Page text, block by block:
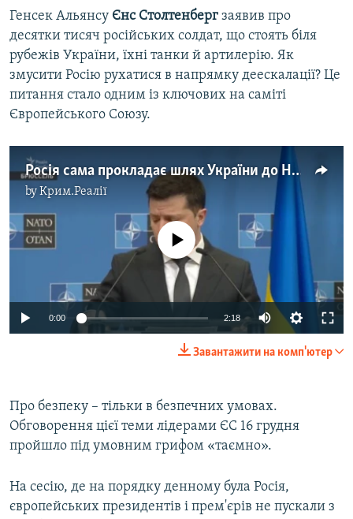
Генсек Альянсу Єнс Столтенберг заявив про
десятки тисяч російських солдат, що стоять біля
рубежів України, їхні танки й артилерію. Як
змусити Росію рухатися в напрямку деескалації? Це
питання стало одним із ключових на саміті
Європейського Союзу.
Росія сама прокладає шлях України до НАТО – Зеленський (відео)
byКрим.Реалії
No media source currently available
0:00 2:18 Auto
720p
1080p
Завантажити на комп'ютер
Про безпеку – тільки в безпечних умовах.
Обговорення цієї теми лідерами ЄС 16 грудня
пройшло під умовним грифом «таємно».
На сесію, де на порядку денному була Росія,
європейських президентів і прем'єрів не пускали з